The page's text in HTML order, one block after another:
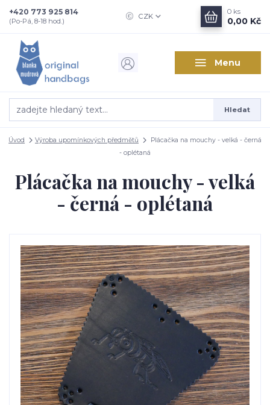
Menu
CZK
Hledat
+420 773 925 814
(Po-Pá, 8-18 hod.)
0 ks
0,00 Kč
Úvod Výroba upomínkových předmětů
Plácačka na mouchy - velká - černá
- oplétaná
Plácačka na mouchy - velká
- černá - oplétaná